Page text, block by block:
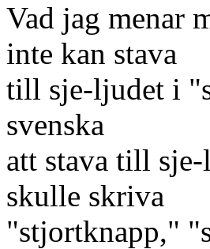
Vad jag menar
inte kan stava
till sje-ljudet i
svenska
att stava till sje-
skulle skriva
"stjortknapp,"